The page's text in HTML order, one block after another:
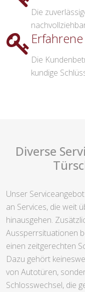
Die
Die
kundige
Diverse
Unser
an Services, die weit
hinausgehen.
Aussperrsituationen
einen zeitgerechten
Dazu gehört
von Autotüren,
Schlosswechsel, die